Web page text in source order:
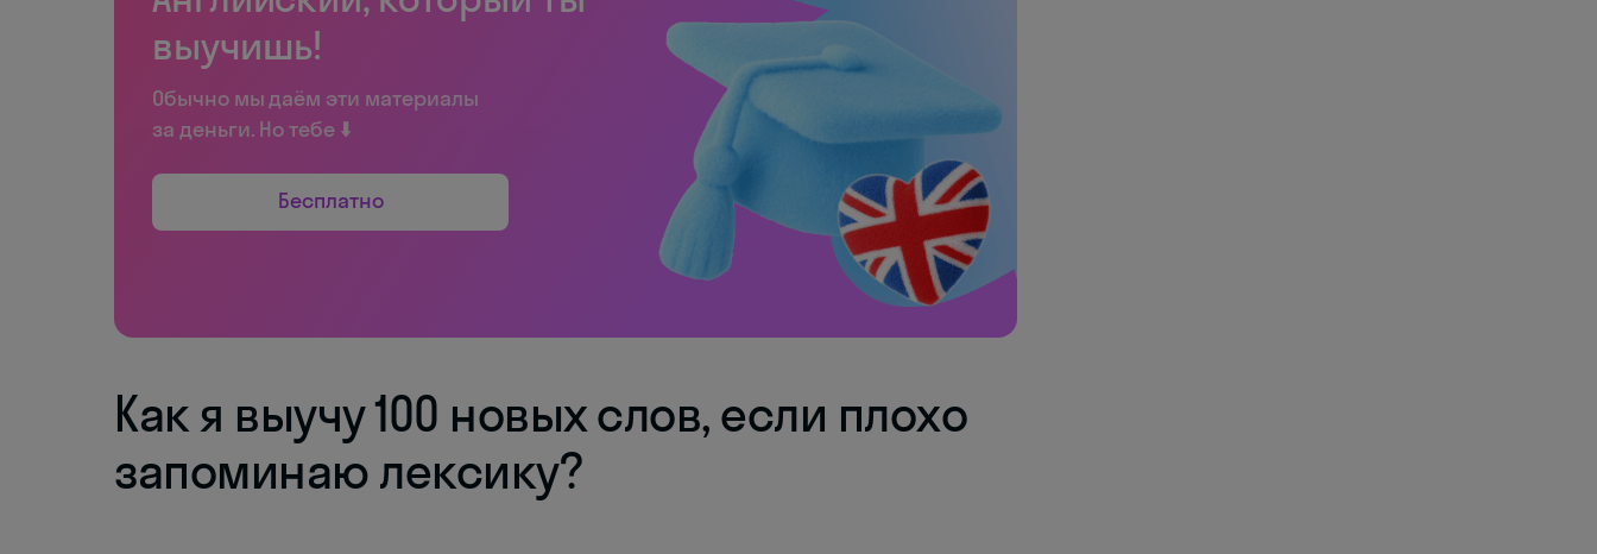
выучишь!
Обычно мы даём эти материалы
за деньги. Но тебе ⬇️
Бесплатно
Как я выучу 100 новых слов, если плохо
запоминаю лексику?